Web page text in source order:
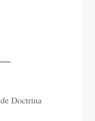
Doctrina